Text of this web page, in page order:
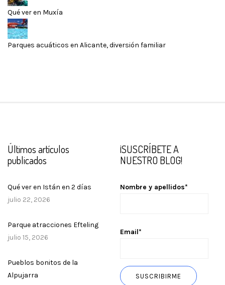
Qué ver en Muxía
Parques acuáticos en Alicante, diversión familiar
Últimos artículos
publicados
Qué ver en Istán en 2 días
julio 22, 2026
Parque atracciones Efteling
julio 15, 2026
Pueblos bonitos de la
Alpujarra
¡SUSCRÍBETE A
NUESTRO BLOG!
Nombre y apellidos*
Email*